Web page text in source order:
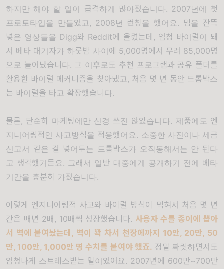
하지만 해야 할 일이 급격하게 많아졌습니다. 2007년에 첫
프로토타입을 만들었고 , 2008년 런칭을 했어요 . 밈을 잔뜩
넣은 영상들을 Digg와 Reddit에 올렸는데 , 엄청 바이럴이 돼
서 베타 대기자가 하룻밤 사이에 5,000명에서 무려 85,000명
으로 늘어났습니다. 그 이후로도 추천 프로그램과 공유 폴더를
활용한 바이럴 메커니즘을 찾아냈고 , 처음 몇 년 동안 드롭박스
는 바이럴을 타고 확장했습니다.
물론, 단순히 마케팅에만 신경 쓰진 않았습니다. 제품에도 엔
지니어링적인 사고방식을 적용했어요 . 소중한 사진이나 세금
신고서 같은 걸 넣어두는 드롭박스가 오작동해서는 안 된다
고 생각했거든요 . 그래서 일반 대중에게 공개하기 전에 베타
기간을 충분히 가졌습니다.
이렇게 엔지니어링적 사고와 바이럴 방식이 먹혀서 처음 몇 년
간은 매년 2배 , 10배씩 성장했습니다. 사용자 수를 종이에 뽑아
서 벽에 붙여놨는데 , 벽이 꽉 차서 천장에까지 10만, 20만, 50
만, 100만, 1,000만 명 수치를 붙여야 했죠. 정말 짜릿하면서도
엄청나게 스트레스받는 일이었어요. 2007년에 600만~700만